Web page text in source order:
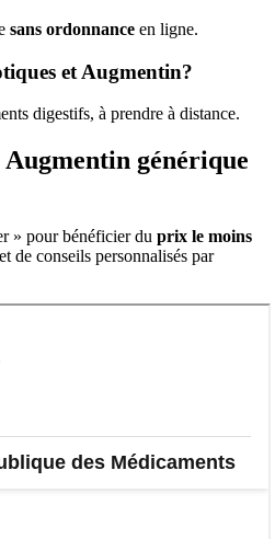
sans ordonnance en ligne.
et Augmentin?
digestifs, à prendre à distance.
générique
» pour bénéficier du prix le moins
et de conseils personnalisés par